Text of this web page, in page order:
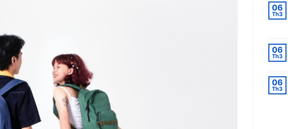
06
Th3
06
Th3
06
Th3